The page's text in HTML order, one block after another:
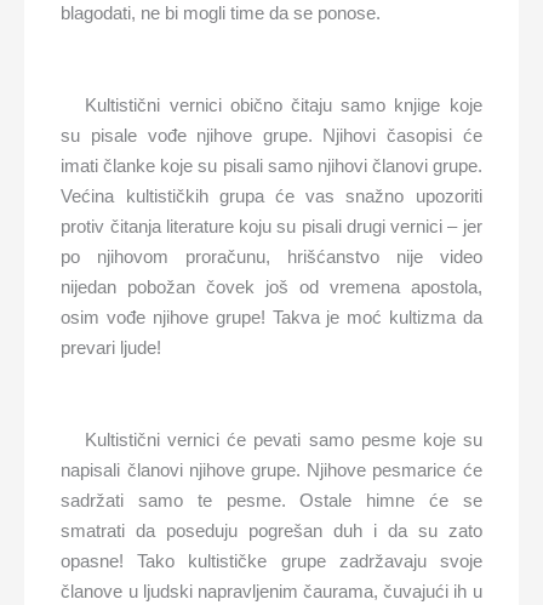
blagodati, ne bi mogli time da se ponose.
Kultistični vernici obično čitaju samo knjige koje
su pisale vođe njihove grupe. Njihovi časopisi će
imati članke koje su pisali samo njihovi članovi grupe.
Većina kultističkih grupa će vas snažno upozoriti
protiv čitanja literature koju su pisali drugi vernici – jer
po njihovom proračunu, hrišćanstvo nije video
nijedan pobožan čovek još od vremena apostola,
osim vođe njihove grupe! Takva je moć kultizma da
prevari ljude!
Kultistični vernici će pevati samo pesme koje su
napisali članovi njihove grupe. Njihove pesmarice će
sadržati samo te pesme. Ostale himne će se
smatrati da poseduju pogrešan duh i da su zato
opasne! Tako kultističke grupe zadržavaju svoje
članove u ljudski napravljenim čaurama, čuvajući ih u